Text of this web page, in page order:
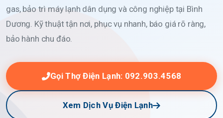
gas, bảo trì máy lạnh dân dụng và công nghiệp tại Bình
Dương. Kỹ thuật tận nơi, phục vụ nhanh, báo giá rõ ràng,
bảo hành chu đáo.
Gọi Thợ Điện Lạnh: 092.903.4568
Xem Dịch Vụ Điện Lạnh